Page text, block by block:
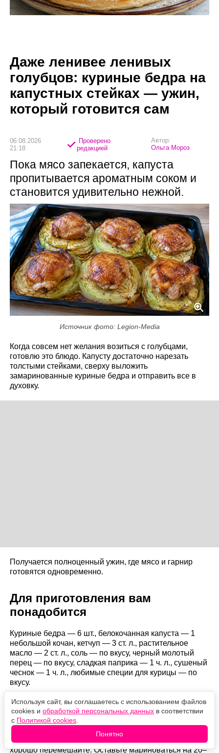
Даже ленивее ленивых
голубцов: куриные бедра на
капустных стейках — ужин,
который готовится сам
06.08.2026
21:18
Проверено
редакцией
Автор:
Ольга Мороз
Пока мясо запекается, капуста
пропитывается ароматным соком и
становится удивительно нежной.
Источник фото: Legion-Media
Когда совсем нет желания возиться с голубцами,
готовлю это блюдо. Капусту достаточно нарезать
толстыми стейками, сверху выложить
замаринованные куриные бедра и отправить все в
духовку.
Получается полноценный ужин, где мясо и гарнир
готовятся одновременно.
Для приготовления вам
понадобится
Куриные бедра — 6 шт., белокочанная капуста — 1
небольшой кочан, кетчуп — 3 ст. л., растительное
масло — 2 ст. л., соль — по вкусу, черный молотый
перец — по вкусу, сладкая паприка — 1 ч. л., сушеный
чеснок — 1 ч. л., любимые специи для курицы — по
вкусу.
Как готовить
Куриные бедра посолите, приправьте перцем,
паприкой и сушеным чесноком, добавьте кетчуп и
хорошо перемешайте. Оставьте мариноваться на 20–
Используя сайт, вы соглашаетесь с использованием файлов
cookies и обработкой персональных данных в соответствии
с Политикой cookies
Понятно